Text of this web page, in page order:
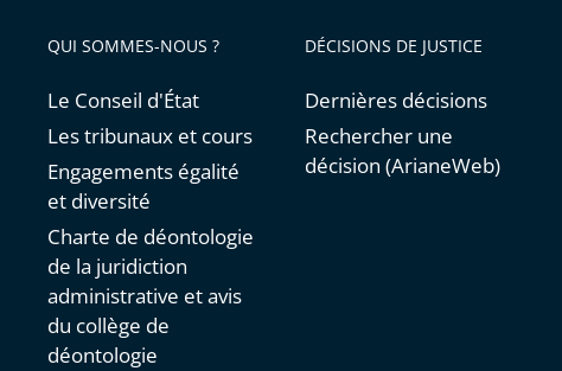
QUI SOMMES-NOUS ?
Le Conseil d'État
Les tribunaux et cours
Engagements égalité
et diversité
Charte de déontologie
de la juridiction
administrative et avis
du collège de
déontologie
DÉCISIONS DE JUSTICE
Dernières décisions
Rechercher une
décision (ArianeWeb)